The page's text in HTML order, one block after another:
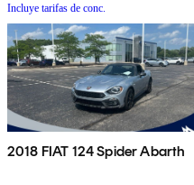
Incluye tarifas de conc.
2018 FIAT 124 Spider Abarth